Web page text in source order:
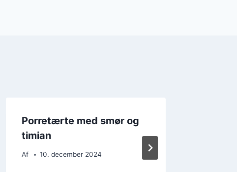
Porretærte med smør og
timian
Af 10. december 2024